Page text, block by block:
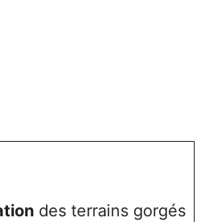
des terrains gorgés